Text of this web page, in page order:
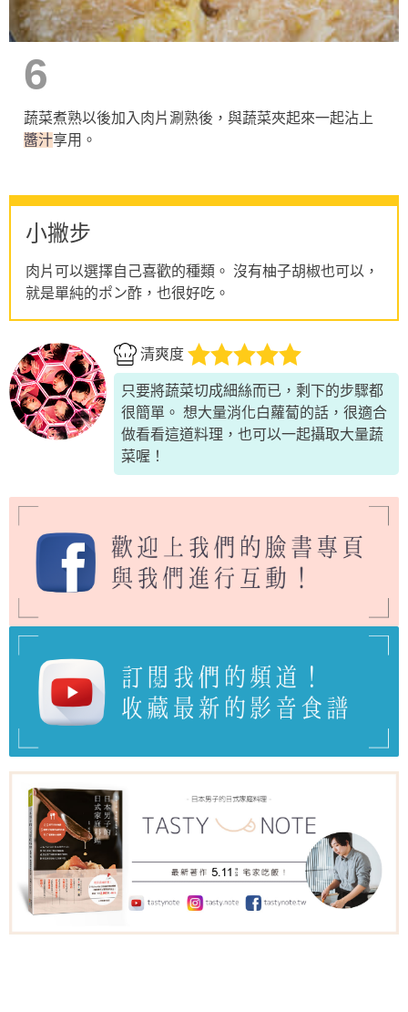
6
蔬菜煮熟以後加入肉片涮熟後，與蔬菜夾起來一起沾上
醬汁享用。
小撇步
肉片可以選擇自己喜歡的種類。 沒有柚子胡椒也可以，
就是單純的ポン酢，也很好吃。
清爽度
只要將蔬菜切成細絲而已，剩下的步驟都
很簡單。 想大量消化白蘿蔔的話，很適合
做看看這道料理，也可以一起攝取大量蔬
菜喔！